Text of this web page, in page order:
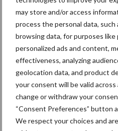
may store and/or access
process the personal data, such
browsing data, for purposes
personalized ads and content,
effectiveness, analyzing
geolocation data, and product
your consent will be valid across
change or withdraw your
“Consent Preferences” button
We respect your choices and
Thema's Vakpartners
Coronavirus